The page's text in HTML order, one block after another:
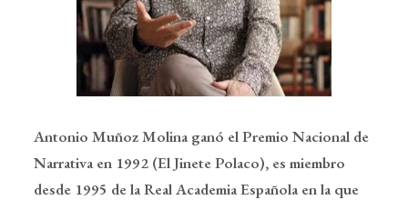
Antonio Muñoz Molina ganó el Premio Nacional de
Narrativa en 1992 (El Jinete Polaco), es miembro
desde 1995 de la Real Academia Española en la que